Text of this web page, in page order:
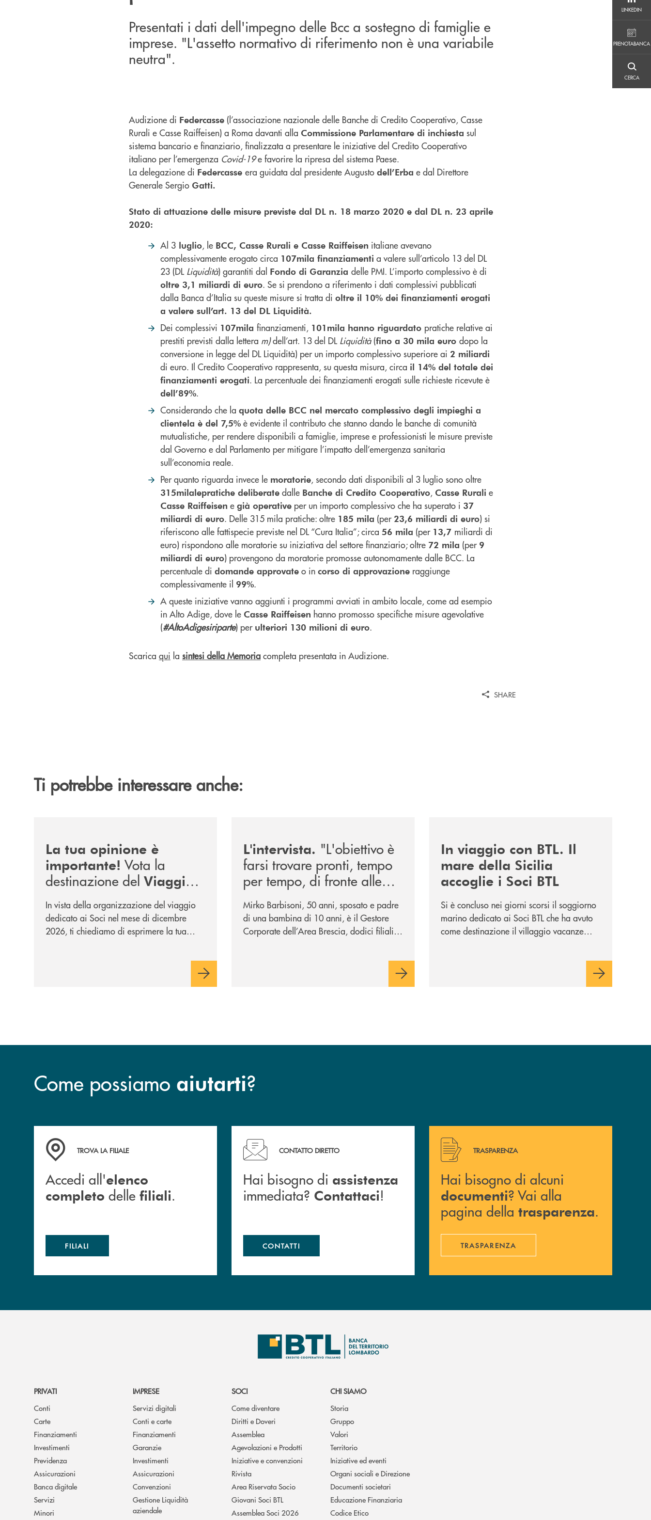
LINKEDIN
PRENOTABANCA
CERCA
Presentati i dati dell'impegno delle Bcc a sostegno di famiglie e
imprese. "L'assetto normativo di riferimento non è una variabile
neutra".
Audizione di Federcasse (l’associazione nazionale delle Banche di Credito Cooperativo, Casse
Rurali e Casse Raiffeisen) a Roma davanti alla Commissione Parlamentare di inchiesta sul
sistema bancario e finanziario, finalizzata a presentare le iniziative del Credito Cooperativo
italiano per l’emergenza Covid-19e favorire la ripresa del sistema Paese.
La delegazione di Federcasse era guidata dal presidente Augusto dell’Erba e dal Direttore
Generale Sergio Gatti.
Stato di attuazione delle misure previste dal DL n. 18 marzo 2020 e dal DL n. 23 aprile
2020:
Al 3 luglio, le BCC, Casse Rurali e Casse Raiffeisen italiane avevano
complessivamente erogato circa 107mila finanziamenti a valere sull’articolo 13 del DL
23 (DL Liquidità) garantiti dal Fondo di Garanzia delle PMI. L’importo complessivo è di
oltre 3,1 miliardi di euro. Se si prendono a riferimento i dati complessivi pubblicati
dalla Banca d’Italia su queste misure si tratta di oltre il 10% dei finanziamenti erogati
a valere sull’art. 13 del DL Liquidità.
Dei complessivi 107mila finanziamenti, 101mila hanno riguardato pratiche relative ai
prestiti previsti dalla lettera m)dell’art. 13 del DL Liquidità(fino a 30 mila euro dopo la
conversione in legge del DL Liquidità) per un importo complessivo superiore ai 2 miliardi
di euro. Il Credito Cooperativo rappresenta, su questa misura, circa il 14% del totale dei
finanziamenti erogati. La percentuale dei finanziamenti erogati sulle richieste ricevute è
dell’89%.
Considerando che la quota delle BCC nel mercato complessivo degli impieghi a
clientela è del 7,5% è evidente il contributo che stanno dando le banche di comunità
mutualistiche, per rendere disponibili a famiglie, imprese e professionisti le misure previste
dal Governo e dal Parlamento per mitigare l’impatto dell’emergenza sanitaria
sull’economia reale.
Per quanto riguarda invece le moratorie, secondo dati disponibili al 3 luglio sono oltre
315milalepratiche deliberate dalle Banche di Credito Cooperativo, Casse Rurali e
Casse Raiffeisen e già operative per un importo complessivo che ha superato i 37
miliardi di euro. Delle 315 mila pratiche: oltre 185 mila (per 23,6 miliardi di euro) si
riferiscono alle fattispecie previste nel DL “Cura Italia”; circa 56 mila (per 13,7 miliardi di
euro) rispondono alle moratorie su iniziativa del settore finanziario; oltre 72 mila (per 9
miliardi di euro) provengono da moratorie promosse autonomamente dalle BCC. La
percentuale di domande approvate o in corso di approvazione raggiunge
complessivamente il 99%.
A queste iniziative vanno aggiunti i programmi avviati in ambito locale, come ad esempio
in Alto Adige, dove le Casse Raiffeisen hanno promosso specifiche misure agevolative
(#AltoAdigesiriparte) per ulteriori 130 milioni di euro.
Scarica qui la sintesi della Memoria completa presentata in Audizione.
SHARE
Ti potrebbe interessare anche:
La tua opinione è
importante! Vota la
destinazione del Viaggio
Soci di Dicembre 2026
In vista della organizzazione del viaggio
dedicato ai Soci nel mese di dicembre
2026, ti chiediamo di esprimere la tua
L'intervista. "L'obiettivo è
farsi trovare pronti, tempo
per tempo, di fronte alle
mutevoli esigenze di un
mercato in evoluzione".
Mirko Barbisoni, 50 anni, sposato e padre
di una bambina di 10 anni, è il Gestore
Corporate dell’Area Brescia, dodici filiali
Roncadelle - del suo immediato hinterland.
In viaggio con BTL. Il
mare della Sicilia
accoglie i Soci BTL
Si è concluso nei giorni scorsi il soggiorno
marino dedicato ai Soci BTL che ha avuto
come destinazione il villaggio vacanze
Come possiamo aiutarti?
Accedi all' elenco completo delle filiali .
TROVA LA FILIALE
Accedi all'elenco
completo delle filiali.
FILIALI
Hai bisogno di assistenza immediata? Contattaci !
CONTATTO DIRETTO
Hai bisogno di assistenza
immediata? Contattaci!
CONTATTI
Hai bisogno di alcuni documenti ? Vai alla pagina della
TRASPARENZA
Hai bisogno di alcuni
documenti? Vai alla
pagina della trasparenza.
TRASPARENZA
PRIVATI
Conti
Carte
Finanziamenti
Investimenti
Previdenza
Assicurazioni
Banca digitale
Servizi
Minori
IMPRESE
Servizi digitali
Conti e carte
Finanziamenti
Garanzie
Investimenti
Assicurazioni
Convenzioni
Gestione Liquidità
aziendale
SOCI
Come diventare
Diritti e Doveri
Assemblea
Agevolazioni e Prodotti
Iniziative e convenzioni
Rivista
Area Riservata Socio
Giovani Soci BTL
Assemblea Soci 2026
CHI SIAMO
Storia
Gruppo
Valori
Territorio
Iniziative ed eventi
Organi sociali e Direzione
Documenti societari
Educazione Finanziaria
Codice Etico